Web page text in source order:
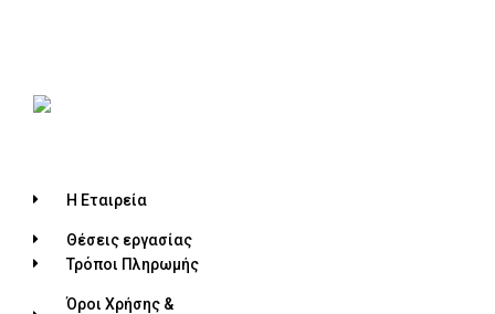
Η Εταιρεία
Θέσεις εργασίας
Τρόποι Πληρωμής
Όροι Χρήσης &